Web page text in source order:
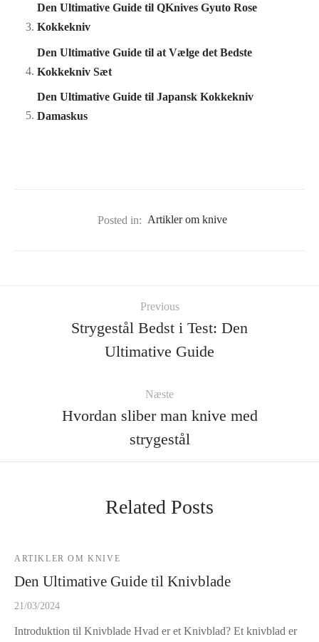
Den Ultimative Guide til QKnives Gyuto Rose
Kokkekniv
Den Ultimative Guide til at Vælge det Bedste
Kokkekniv Sæt
Den Ultimative Guide til Japansk Kokkekniv
Damaskus
Posted in: Artikler om knive
Previous
Strygestål Bedst i Test: Den
Ultimative Guide
Næste
Hvordan sliber man knive med
strygestål
Related Posts
ARTIKLER OM KNIVE
Den Ultimative Guide til Knivblade
21/03/2024
Introduktion til Knivblade Hvad er et Knivblad? Et knivblad er